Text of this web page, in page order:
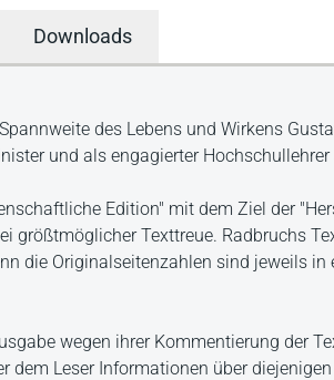
Downloads
des Lebens und Wirkens
und als engagierter Hochschullehrer
Edition" mit dem Ziel der
größtmöglicher Texttreue. Radbruchs
die Originalseitenzahlen sind jeweils in
wegen ihrer Kommentierung der
dem Leser Informationen über